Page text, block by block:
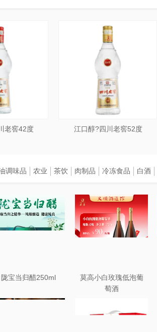
老窖42度 江口醇?四川老窖52度
陇宝当归醋250ml
莫高小白玫瑰低泡葡
萄酒
调味品 农业 茶饮 肉制品 冷冻食品 白酒